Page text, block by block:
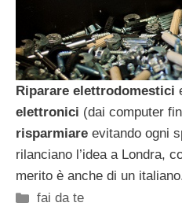
Riparare elettrodomestici
elettronici (dai computer
risparmiare evitando ogni
rilanciano l’idea a Londra,
merito è anche di un
Categorie
fai da te